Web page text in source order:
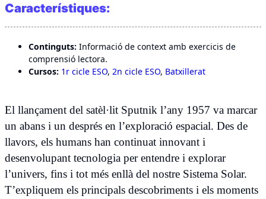
Característiques:
Continguts: Informació de context amb exercicis de
comprensió lectora.
Cursos: 1r cicle ESO, 2n cicle ESO, Batxillerat
El llançament del satèl·lit Sputnik l’any 1957 va marcar
un abans i un després en l’exploració espacial. Des de
llavors, els humans han continuat innovant i
desenvolupant tecnologia per entendre i explorar
l’univers, fins i tot més enllà del nostre Sistema Solar.
T’expliquem els principals descobriments i els moments